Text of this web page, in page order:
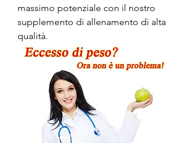
massimo potenziale con il nostro
supplemento di allenamento di alta
qualità.